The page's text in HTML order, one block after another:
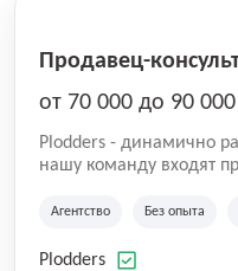
Продавец-
от 70 000 до 90
Plodders - динамично
нашу команду входят
на рынке аутсорсинга,
оказываемых услуг.
Агентство Без опыта
Plodders